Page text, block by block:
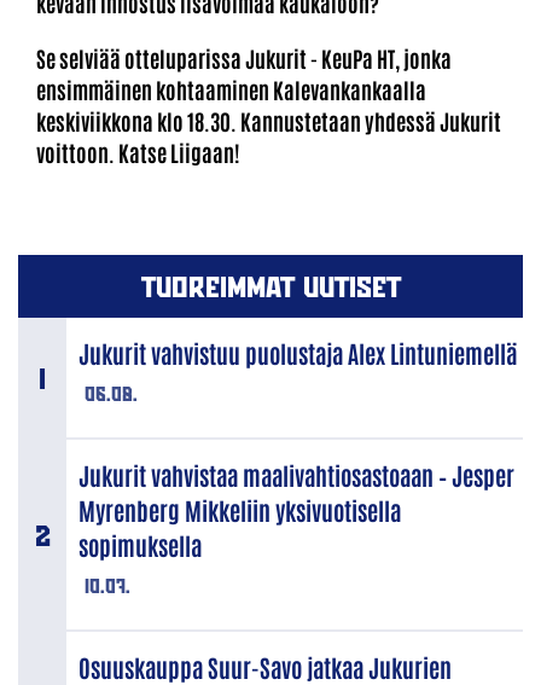
Se selviää otteluparissa Jukurit - KeuPa HT, jonka
ensimmäinen kohtaaminen Kalevankankaalla
keskiviikkona klo 18.30. Kannustetaan yhdessä Jukurit
voittoon. Katse Liigaan!
TUOREIMMAT UUTISET
06.08.
Jukurit vahvistuu puolustaja Alex Lintuniemellä
10.07.
Jukurit vahvistaa maalivahtiosastoaan – Jesper
Myrenberg Mikkeliin yksivuotisella
sopimuksella
Osuuskauppa Suur-Savo jatkaa Jukurien